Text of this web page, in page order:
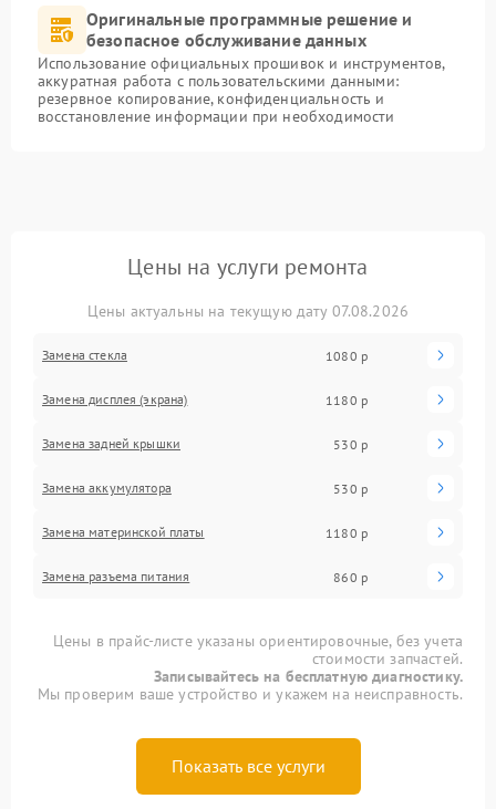
Оригинальные программные решение и
безопасное обслуживание данных
Использование официальных прошивок и инструментов,
аккуратная работа с пользовательскими данными:
резервное копирование, конфиденциальность и
восстановление информации при необходимости
Цены на услуги ремонта
Цены актуальны на текущую дату 07.08.2026
Замена стекла 1080 р
Замена дисплея (экрана) 1180 р
Замена задней крышки 530 р
Замена аккумулятора 530 р
Замена материнской платы 1180 р
Замена разъема питания 860 р
Цены в прайс-листе указаны ориентировочные, без учета
стоимости запчастей.
Записывайтесь на бесплатную диагностику.
Мы проверим ваше устройство и укажем на неисправность.
Показать все услуги